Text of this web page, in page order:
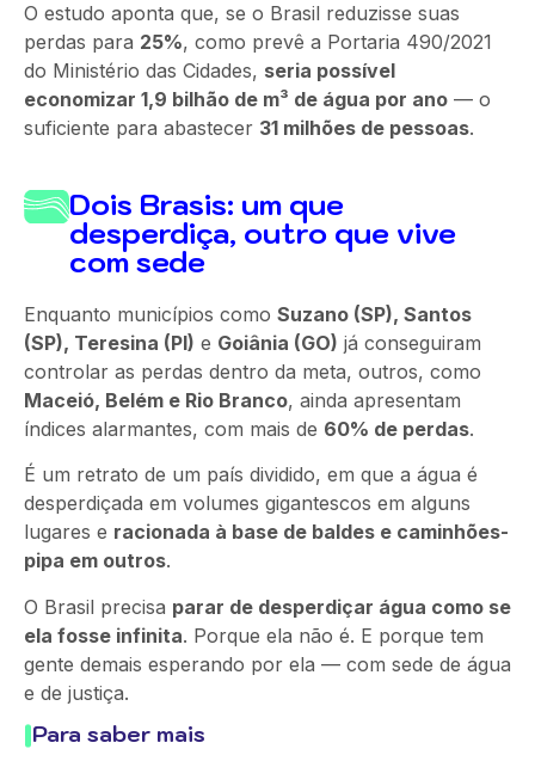
O estudo aponta que, se o Brasil reduzisse suas
perdas para 25%, como prevê a Portaria 490/2021
do Ministério das Cidades, seria possível
economizar 1,9 bilhão de m³ de água por ano — o
suficiente para abastecer 31 milhões de pessoas.
Dois Brasis: um que
desperdiça, outro que vive
com sede
Enquanto municípios como Suzano (SP), Santos
(SP), Teresina (PI) e Goiânia (GO) já conseguiram
controlar as perdas dentro da meta, outros, como
Maceió, Belém e Rio Branco, ainda apresentam
índices alarmantes, com mais de 60% de perdas.
É um retrato de um país dividido, em que a água é
desperdiçada em volumes gigantescos em alguns
lugares e racionada à base de baldes e caminhões-
pipa em outros.
O Brasil precisa parar de desperdiçar água como se
ela fosse infinita. Porque ela não é. E porque tem
gente demais esperando por ela — com sede de água
e de justiça.
Para saber mais